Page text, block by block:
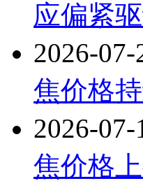
应偏紧
2026-07-
焦价格
2026-07-
焦价格